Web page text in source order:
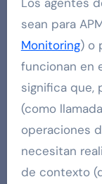
sean para
Monitoring) o
funcionan en
significa que,
(como
operaciones
necesitan
de contexto